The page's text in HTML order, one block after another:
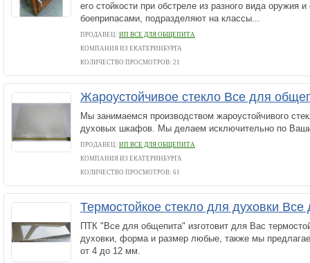
его стойкости при обстреле из разного вида оружия
боеприпасами, подразделяют на классы...
ПРОДАВЕЦ: ИП ВСЕ ДЛЯ ОБЩЕПИТА
КОМПАНИЯ ИЗ ЕКАТЕРИНБУРГА
КОЛИЧЕСТВО ПРОСМОТРОВ: 21
Жароустойчивое стекло Все для
Мы занимаемся производством жароустойчивого
духовых шкафов. Мы делаем исключительно по
ПРОДАВЕЦ: ИП ВСЕ ДЛЯ ОБЩЕПИТА
КОМПАНИЯ ИЗ ЕКАТЕРИНБУРГА
КОЛИЧЕСТВО ПРОСМОТРОВ: 61
Термостойкое стекло для духовки
ПТК "Все для общепита" изготовит для Вас
духовки, форма и размер любые, также мы
от 4 до 12 мм.